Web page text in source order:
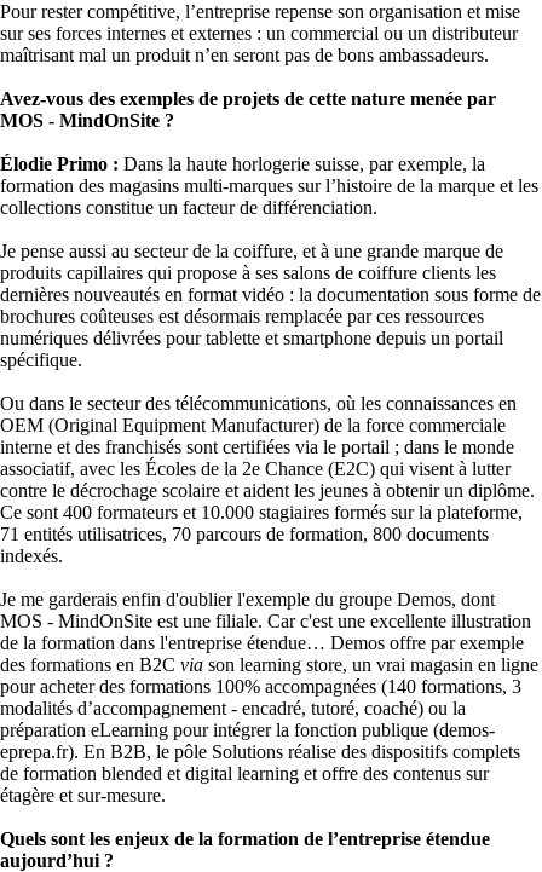
Pour rester compétitive, l’entreprise repense son organisation et mise
sur ses forces internes et externes : un commercial ou un distributeur
maîtrisant mal un produit n’en seront pas de bons ambassadeurs.
Avez-vous des exemples de projets de cette nature menée par
MOS - MindOnSite ?
Élodie Primo : Dans la haute horlogerie suisse, par exemple, la
formation des magasins multi-marques sur l’histoire de la marque et les
collections constitue un facteur de différenciation.
Je pense aussi au secteur de la coiffure, et à une grande marque de
produits capillaires qui propose à ses salons de coiffure clients les
dernières nouveautés en format vidéo : la documentation sous forme de
brochures coûteuses est désormais remplacée par ces ressources
numériques délivrées pour tablette et smartphone depuis un portail
spécifique.
Ou dans le secteur des télécommunications, où les connaissances en
OEM (Original Equipment Manufacturer) de la force commerciale
interne et des franchisés sont certifiées via le portail ; dans le monde
associatif, avec les Écoles de la 2e Chance (E2C) qui visent à lutter
contre le décrochage scolaire et aident les jeunes à obtenir un diplôme.
Ce sont 400 formateurs et 10.000 stagiaires formés sur la plateforme,
71 entités utilisatrices, 70 parcours de formation, 800 documents
indexés.
Je me garderais enfin d'oublier l'exemple du groupe Demos, dont
MOS - MindOnSite est une filiale. Car c'est une excellente illustration
de la formation dans l'entreprise étendue… Demos offre par exemple
des formations en B2C via son learning store, un vrai magasin en ligne
pour acheter des formations 100% accompagnées (140 formations, 3
modalités d’accompagnement - encadré, tutoré, coaché) ou la
préparation eLearning pour intégrer la fonction publique (demos-
eprepa.fr). En B2B, le pôle Solutions réalise des dispositifs complets
de formation blended et digital learning et offre des contenus sur
étagère et sur-mesure.
Quels sont les enjeux de la formation de l’entreprise étendue
aujourd’hui ?